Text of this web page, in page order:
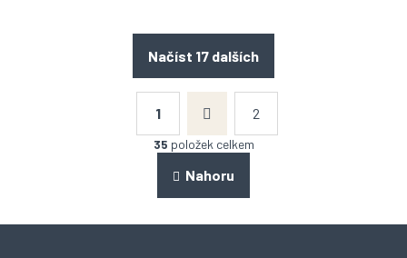
O
v
l
á
c
Načíst 17 dalších
r
n
o
n
1 2
35 položek celkem
Nahoru